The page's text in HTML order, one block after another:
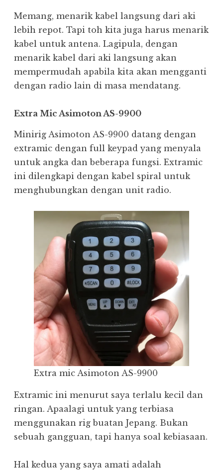
Memang, menarik kabel langsung dari aki
lebih repot. Tapi toh kita juga harus menarik
kabel untuk antena. Lagipula, dengan
menarik kabel dari aki langsung akan
mempermudah apabila kita akan mengganti
dengan radio lain di masa mendatang.
Extra Mic Asimoton AS-9900
Minirig Asimoton AS-9900 datang dengan
extramic dengan full keypad yang menyala
untuk angka dan beberapa fungsi. Extramic
ini dilengkapi dengan kabel spiral untuk
menghubungkan dengan unit radio.
Extra mic Asimoton AS-9900
Extramic ini menurut saya terlalu kecil dan
ringan. Apaalagi untuk yang terbiasa
menggunakan rig buatan Jepang. Bukan
sebuah gangguan, tapi hanya soal kebiasaan.
Hal kedua yang saya amati adalah